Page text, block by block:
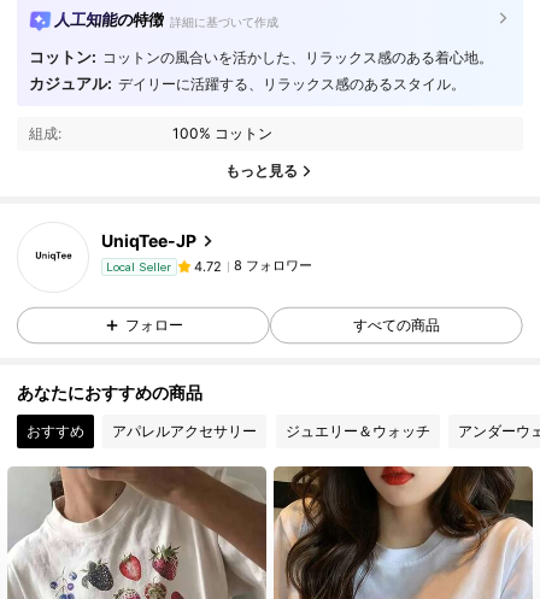
人工知能の特徴 詳細に基づいて作成
コットン: コットンの風合いを活かした、リラックス感のある着心地。
カジュアル: デイリーに活躍する、リラックス感のあるスタイル。
組成: 100% コットン
もっと見る
UniqTee-JP
Local Seller
4.72 8 フォロワー
4.72 8 フォロワー
8 フォロワー
4.72
8 フォロワー
4.72
4.72 8 フォロワー
4.72
4.72 8 フォロワー
4.72 8 フォロワー
フォロー すべての商品
あなたにおすすめの商品
おすすめ アパレルアクセサリー ジュエリー＆ウォッチ アンダーウ